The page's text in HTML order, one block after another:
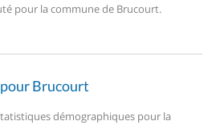
pour la commune de Brucourt.
Brucourt
démographiques pour la